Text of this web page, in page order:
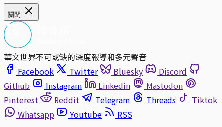
關閉
華文世界不可或缺的深度報導和多元聲音
Facebook
Twitter Bluesky
Discord
Github
Instagram Linkedin
Mastodon
Pinterest
Reddit Telegram Threads
Tiktok
Whatsapp
Youtube
RSS